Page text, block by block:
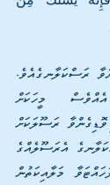
ފަހެ، އެކަލާނގެ ޣައިބް އެއްވެސް މީހަކަށް
ފާޅެއްނުކުރައްވަތެވެ. އެކަލާނގެ ރުހިވޮޑިގެންވާ ރަސޫލަކަށް
ކުރިފުޅުމަތިންނާއި، ފަހަތްޕުޅުން ބަލަހައްޓަވާ މަލާއިކަތުން